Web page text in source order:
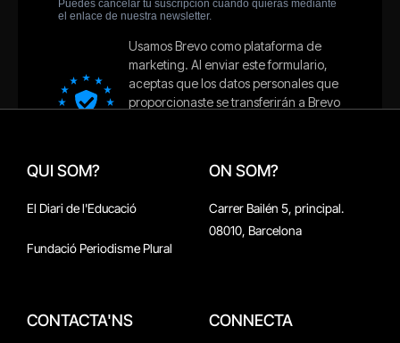
QUI SOM?
El Diari de l'Educació
Fundació Periodisme Plural
ON SOM?
Carrer Bailén 5, principal.
08010, Barcelona
CONTACTA'NS CONNECTA